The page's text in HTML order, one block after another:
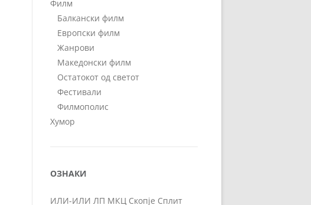
Филм
Балкански филм
Европски филм
Жанрови
Македонски филм
Остатокот од светот
Фестивали
Филмополис
Хумор
ОЗНАКИ
ИЛИ-ИЛИ ЛП МКЦ Скопје Сплит